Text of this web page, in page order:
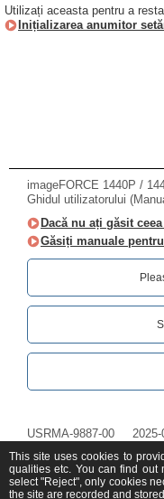
Utilizați aceasta pentru a
Inițializarea anumitor
imageFORCE 1440P /
Ghidul utilizatorului
Dacă nu ați găsit
Găsiți manuale
USRMA-9887-00 2025-
This site uses cookies to
qualities etc. You can find out
select "Reject", only cookies
the site are recorded and